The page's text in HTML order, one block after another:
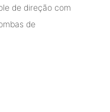
de direção com
de